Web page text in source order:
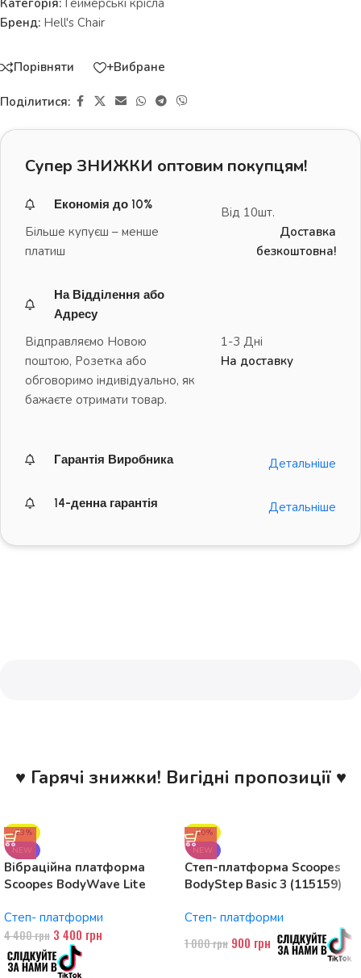
Категорія: Геймерські крісла
Бренд: Hell's Chair
Порівняти +Вибране
Поділитися:
Супер ЗНИЖКИ оптовим покупцям!
Економія до 10%
Більше купуєш – менше
платиш
Від 10шт.
Доставка
безкоштовна!
На Відділення або
Адресу
Відправляємо Новою
поштою, Розетка або
обговоримо індивідуально, як
бажаєте отримати товар.
1-3 Дні
На доставку
Гарантія Виробника Детальніше
14-денна гарантія Детальніше
♥ Гарячі знижки! Вигідні пропозиції ♥
-23%
NEW
Вібраційна платформа
Scoopes BodyWave Lite
Степ- платформи
4 400грн 3 400 грн
-10%
NEW
Степ-платформа Scoopes
BodyStep Basic 3 (115159)
рівні
Степ- платформи
1 000грн 900 грн